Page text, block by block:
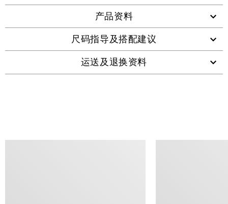
产品资料
尺码指导及搭配建议
运送及退换资料